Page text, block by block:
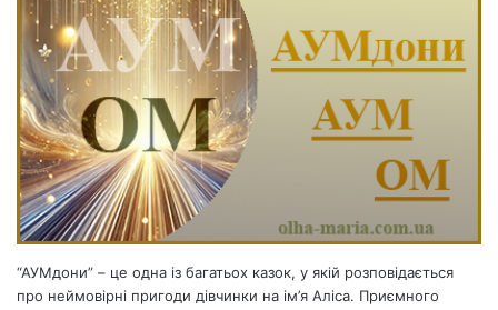
“АУМдони” – це одна із багатьох казок, у якій розповідається
про неймовірні пригоди дівчинки на ім’я Аліса. Приємного